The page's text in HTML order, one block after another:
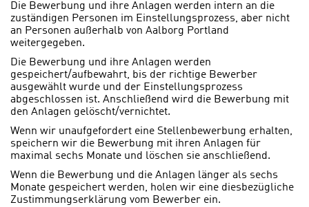
Die Bewerbung und ihre Anlagen werden intern an die
zuständigen Personen im Einstellungsprozess, aber nicht
an Personen außerhalb von Aalborg Portland
weitergegeben.
Die Bewerbung und ihre Anlagen werden
gespeichert/aufbewahrt, bis der richtige Bewerber
ausgewählt wurde und der Einstellungsprozess
abgeschlossen ist. Anschließend wird die Bewerbung mit
den Anlagen gelöscht/vernichtet.
Wenn wir unaufgefordert eine Stellenbewerbung erhalten,
speichern wir die Bewerbung mit ihren Anlagen für
maximal sechs Monate und löschen sie anschließend.
Wenn die Bewerbung und die Anlagen länger als sechs
Monate gespeichert werden, holen wir eine diesbezügliche
Zustimmungserklärung vom Bewerber ein.